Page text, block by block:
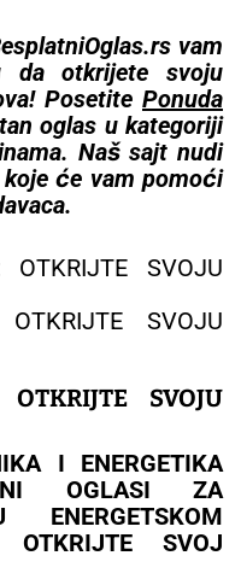
vam
da otkrijete svoju
Posetite Ponuda
oglas u kategoriji
Naš sajt nudi
će vam pomoći
SVOJU
SVOJU
I ENERGETIKA
OGLASI ZA
SVOJ